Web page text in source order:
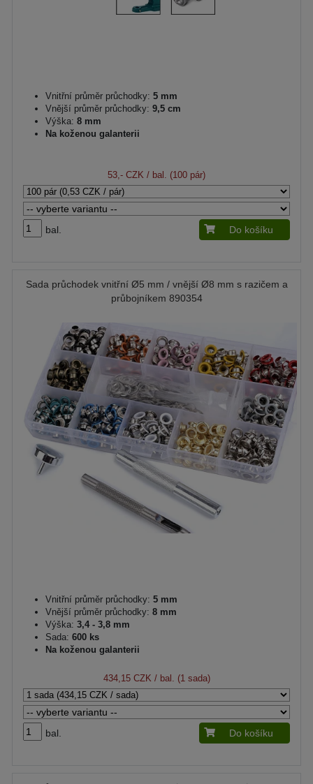
Vnitřní průměr průchodky: 5 mm
Vnější průměr průchodky: 9,5 cm
Výška: 8 mm
Na koženou galanterii
53,- CZK / bal. (100 pár)
bal. Do košíku
Sada průchodek vnitřní Ø5 mm / vnější Ø8 mm s razičem a
průbojníkem 890354
Vnitřní průměr průchodky: 5 mm
Vnější průměr průchodky: 8 mm
Výška: 3,4 - 3,8 mm
Sada: 600 ks
Na koženou galanterii
434,15 CZK / bal. (1 sada)
bal. Do košíku